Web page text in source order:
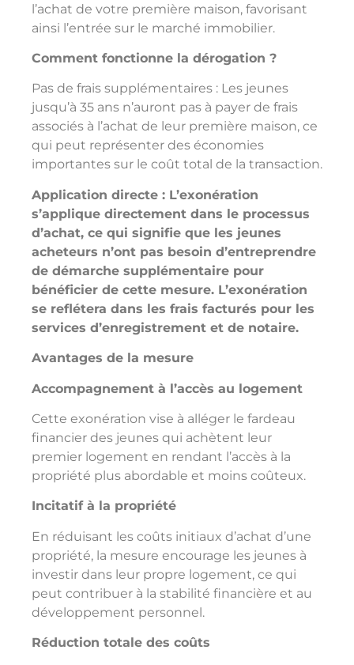
l’achat de votre première maison, favorisant
ainsi l’entrée sur le marché immobilier.
Comment fonctionne la dérogation ?
Pas de frais supplémentaires : Les jeunes
jusqu’à 35 ans n’auront pas à payer de frais
associés à l’achat de leur première maison, ce
qui peut représenter des économies
importantes sur le coût total de la transaction.
Application directe : L’exonération
s’applique directement dans le processus
d’achat, ce qui signifie que les jeunes
acheteurs n’ont pas besoin d’entreprendre
de démarche supplémentaire pour
bénéficier de cette mesure. L’exonération
se reflétera dans les frais facturés pour les
services d’enregistrement et de notaire.
Avantages de la mesure
Accompagnement à l’accès au logement
Cette exonération vise à alléger le fardeau
financier des jeunes qui achètent leur
premier logement en rendant l’accès à la
propriété plus abordable et moins coûteux.
Incitatif à la propriété
En réduisant les coûts initiaux d’achat d’une
propriété, la mesure encourage les jeunes à
investir dans leur propre logement, ce qui
peut contribuer à la stabilité financière et au
développement personnel.
Réduction totale des coûts